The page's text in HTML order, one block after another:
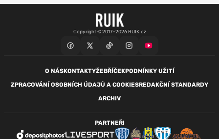
Copyright © 2017–2026 RUIK.cz
O NÁSKONTAKTYŽEBŘÍČEKPODMÍNKY UŽITÍ
ZPRACOVÁNÍ OSOBNÍCH ÚDAJŮ A COOKIESREDAKČNÍ STANDARDY
ARCHIV
PARTNEŘI